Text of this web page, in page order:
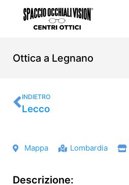
contenuto
Ottica a Legnano
Precedente
INDIETRO
Lecco
Mappa Lombardia
Descrizione: